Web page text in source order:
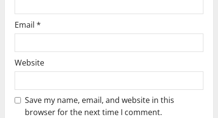
Email *
Website
Save my name, email, and website in this
browser for the next time I comment.